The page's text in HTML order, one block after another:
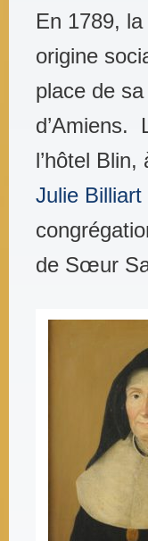
En 1789,
origine
place de
d’Amiens.
l’hôtel
Julie Billiart
de Sœur